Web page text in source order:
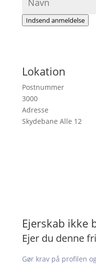
Indsend anmeldelse
Lokation
Postnummer
3000
Adresse
Skydebane Alle 12
Ejerskab ikke
Ejer du denne
Gør krav på profilen